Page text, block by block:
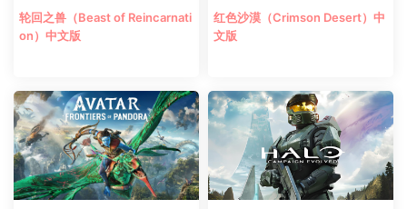
轮回之兽（Beast of Reincarnati
on）中文版
红色沙漠（Crimson Desert）中
文版